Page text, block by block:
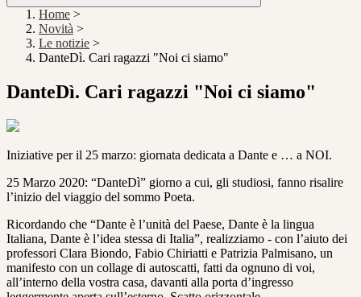
Home >
Novità >
Le notizie >
DanteDì. Cari ragazzi "Noi ci siamo"
DanteDì. Cari ragazzi "Noi ci siamo"
Iniziative per il 25 marzo: giornata dedicata a Dante e … a NOI.
25 Marzo 2020: “DanteDì” giorno a cui, gli studiosi, fanno risalire
l’inizio del viaggio del sommo Poeta.
Ricordando che “Dante è l’unità del Paese, Dante è la lingua
Italiana, Dante è l’idea stessa di Italia”, realizziamo - con l’aiuto dei
professori Clara Biondo, Fabio Chiriatti e Patrizia Palmisano, un
manifesto con un collage di autoscatti, fatti da ognuno di voi,
all’interno della vostra casa, davanti alla porta d’ingresso